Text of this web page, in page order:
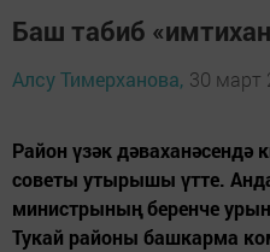
Баш табиб
Алсу Тимерханова, 30 март
Район үзәк дәваханәсендә
советы утырышы үтте.
министрының беренче
Тукай районы башкарма